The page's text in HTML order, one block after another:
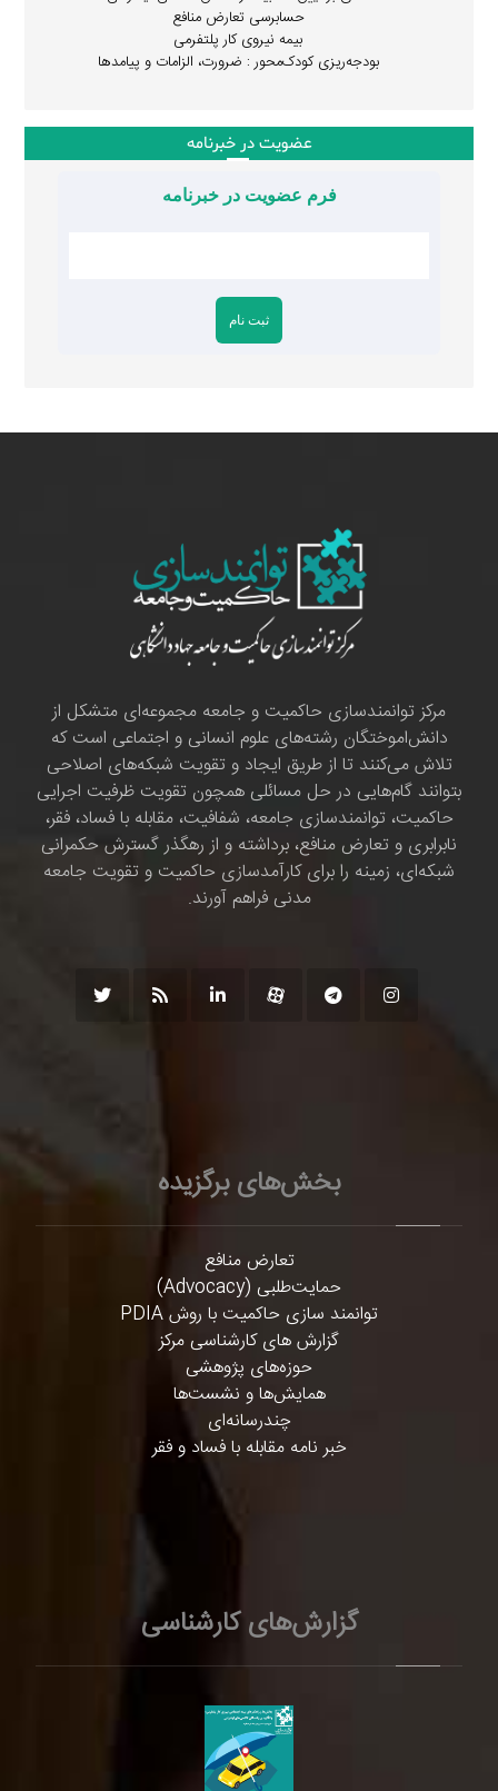
حسابرسی تعارض منافع
بیمه نیروی کار پلتفرمی
بودجه‌ریزی کودک‌محور : ضرورت، الزامات و پیامدها
عضویت در خبرنامه
فرم عضویت در خبرنامه
مرکز توانمندسازی حاکمیت و جامعه مجموعه‌ای متشکل از
دانش‌اموختگان رشته‌های علوم انسانی و اجتماعی است که
تلاش می‌کنند تا از طریق ایجاد و تقویت شبکه‌های اصلاحی
بتوانند گام‌هایی در حل مسائلی همچون تقویت ظرفیت اجرایی
حاکمیت، توانمندسازی جامعه، شفافیت، مقابله با فساد، فقر،
نابرابری و تعارض منافع، برداشته و از رهگذر گسترش حکمرانی
شبکه‌ای، زمینه را برای کارآمدسازی حاکمیت و تقویت جامعه
مدنی فراهم آورند.
بخش‌های برگزیده
تعارض منافع
حمایت‌طلبی (Advocacy)
توانمند سازی حاکمیت با روش PDIA
گزارش های کارشناسی مرکز
حوزه‌های پژوهشی
همایش‌ها و نشست‌ها
چندرسانه‌ای
خبر نامه مقابله با فساد و فقر
گزارش‌های کارشناسی